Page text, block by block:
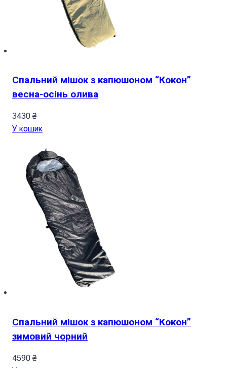
Спальний мішок з капюшоном “Кокон”
весна-осінь олива
3430 ₴
У кошик
Спальний мішок з капюшоном “Кокон”
зимовий чорний
4590 ₴